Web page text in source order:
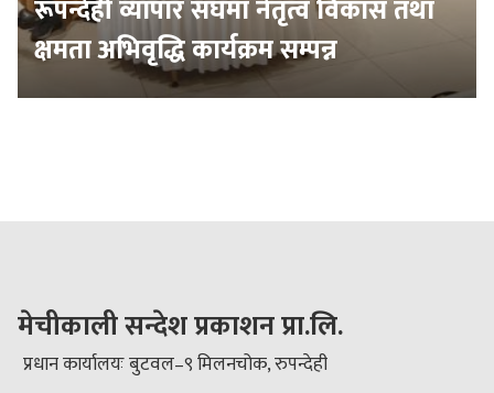
रूपन्देही व्यापार संघमा नेतृत्व विकास तथा
क्षमता अभिवृद्धि कार्यक्रम सम्पन्न
मेचीकाली सन्देश प्रकाशन प्रा.लि.
प्रधान कार्यालयः बुटवल–९ मिलनचोक, रुपन्देही